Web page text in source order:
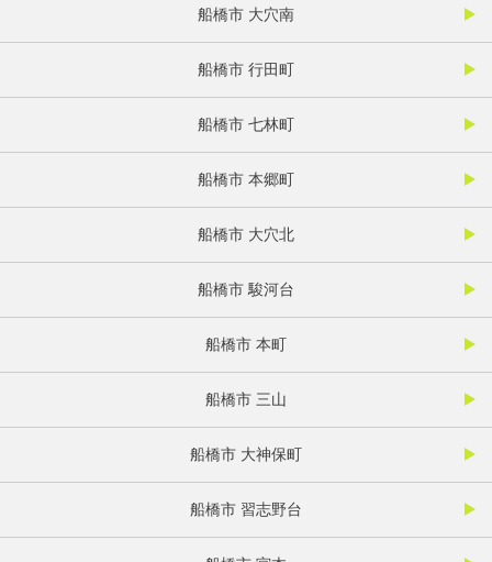
船橋市 大穴南
船橋市 行田町
船橋市 七林町
船橋市 本郷町
船橋市 大穴北
船橋市 駿河台
船橋市 本町
船橋市 三山
船橋市 大神保町
船橋市 習志野台